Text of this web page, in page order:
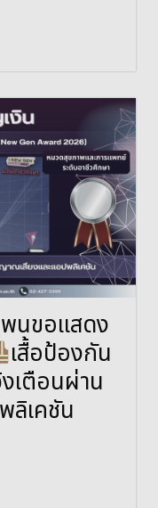
นขอแสดง
เสื้อป้องกัน
เตือนผ่าน
เคชัน